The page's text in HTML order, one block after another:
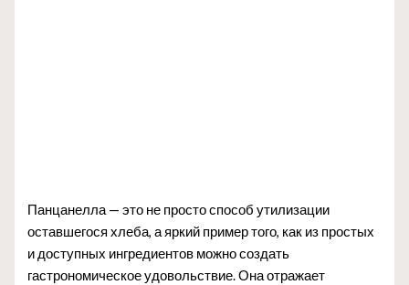
Панцанелла — это не просто способ утилизации
оставшегося хлеба, а яркий пример того, как из простых
и доступных ингредиентов можно создать
гастрономическое удовольствие. Она отражает